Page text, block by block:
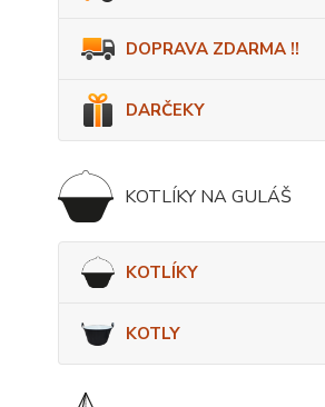
DOPRAVA ZDARMA !!
DARČEKY
KOTLÍKY NA GULÁŠ
KOTLÍKY
KOTLY